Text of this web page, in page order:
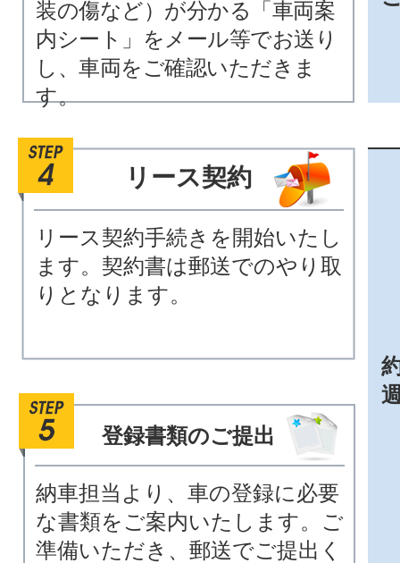
装の傷など）が分かる「車両案
内シート」をメール等でお送り
し、車両をご確認いただきま
す。
リース契約
リース契約手続きを開始いたし
ます。契約書は郵送でのやり取
りとなります。
登録書類のご提出
納車担当より、車の登録に必要
な書類をご案内いたします。ご
準備いただき、郵送でご提出く